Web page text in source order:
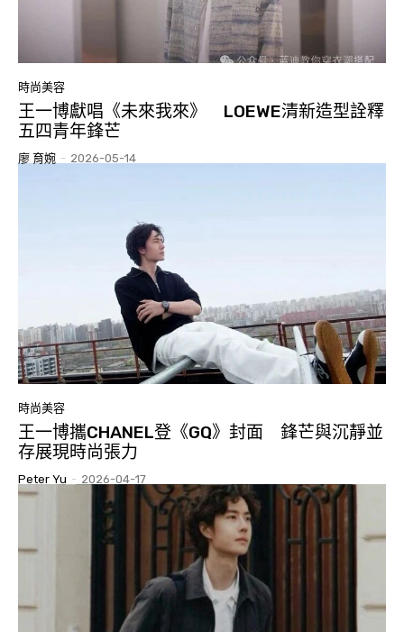
時尚美容
王一博獻唱《未來我來》 LOEWE清新造型詮釋
五四青年鋒芒
廖 育婉 - 2026-05-14
時尚美容
王一博攜CHANEL登《GQ》封面 鋒芒與沉靜並
存展現時尚張力
Peter Yu - 2026-04-17